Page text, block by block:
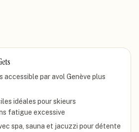
accessible par avol Genève plus
idéales pour skieurs
fatigue excessive
spa, sauna et jacuzzi pour détente